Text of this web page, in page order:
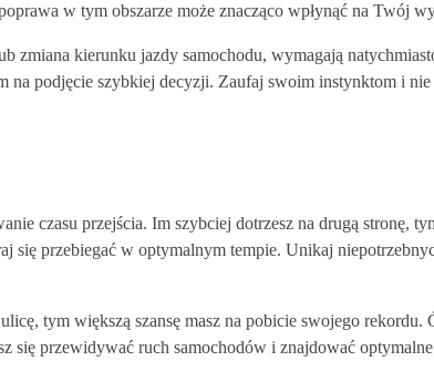
w tym obszarze może znacząco wpłynąć na Twój
zmiana kierunku jazdy samochodu, wymagają
na podjęcie szybkiej decyzji. Zaufaj swoim instynktom i nie
czasu przejścia. Im szybciej dotrzesz na drugą stronę,
się przebiegać w optymalnym tempie. Unikaj
tym większą szansę masz na pobicie swojego
się przewidywać ruch samochodów i znajdować